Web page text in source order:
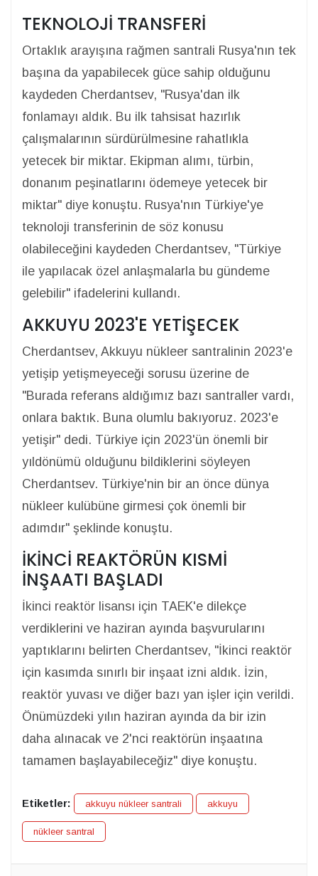
TEKNOLOJİ TRANSFERİ
Ortaklık arayışına rağmen santrali Rusya'nın tek
başına da yapabilecek güce sahip olduğunu
kaydeden Cherdantsev, "Rusya'dan ilk
fonlamayı aldık. Bu ilk tahsisat hazırlık
çalışmalarının sürdürülmesine rahatlıkla
yetecek bir miktar. Ekipman alımı, türbin,
donanım peşinatlarını ödemeye yetecek bir
miktar" diye konuştu. Rusya'nın Türkiye'ye
teknoloji transferinin de söz konusu
olabileceğini kaydeden Cherdantsev, "Türkiye
ile yapılacak özel anlaşmalarla bu gündeme
gelebilir" ifadelerini kullandı.
AKKUYU 2023'E YETİŞECEK
Cherdantsev, Akkuyu nükleer santralinin 2023'e
yetişip yetişmeyeceği sorusu üzerine de
"Burada referans aldığımız bazı santraller vardı,
onlara baktık. Buna olumlu bakıyoruz. 2023'e
yetişir" dedi. Türkiye için 2023'ün önemli bir
yıldönümü olduğunu bildiklerini söyleyen
Cherdantsev. Türkiye'nin bir an önce dünya
nükleer kulübüne girmesi çok önemli bir
adımdır" şeklinde konuştu.
İKİNCİ REAKTÖRÜN KISMİ
İNŞAATI BAŞLADI
İkinci reaktör lisansı için TAEK'e dilekçe
verdiklerini ve haziran ayında başvurularını
yaptıklarını belirten Cherdantsev, "İkinci reaktör
için kasımda sınırlı bir inşaat izni aldık. İzin,
reaktör yuvası ve diğer bazı yan işler için verildi.
Önümüzdeki yılın haziran ayında da bir izin
daha alınacak ve 2'nci reaktörün inşaatına
tamamen başlayabileceğiz" diye konuştu.
Etiketler: akkuyu nükleer santrali akkuyu
nükleer santral